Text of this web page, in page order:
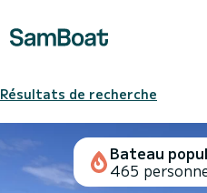
Résultats de recherche
Bateau
465